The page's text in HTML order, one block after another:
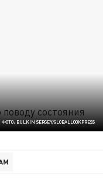
ФОТО: BULKIN SERGEY/GLOBALLOOKPRESS